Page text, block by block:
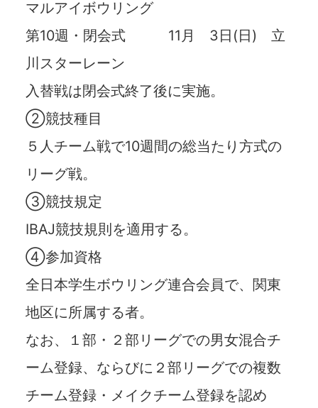
マルアイボウリング
第10週・閉会式 11月 3日(日) 立
川スターレーン
入替戦は閉会式終了後に実施。
②競技種目
５人チーム戦で10週間の総当たり方式の
リーグ戦。
③競技規定
IBAJ競技規則を適用する。
④参加資格
全日本学生ボウリング連合会員で、関東
地区に所属する者。
なお、１部・２部リーグでの男女混合チ
ーム登録、ならびに２部リーグでの複数
チーム登録・メイクチーム登録を認め